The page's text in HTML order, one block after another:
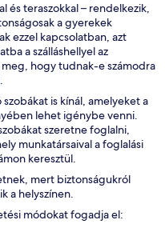
és teraszokkal – rendelkezik,
a gyerekek
ezzel kapcsolatban, azt
a szálláshellyel az
hogy tudnak-e számodra
is kínál, amelyeket a
lehet igénybe venni.
szeretne foglalni,
munkatársaival a foglalási
keresztül.
mert biztonságukról
a helyszínen.
módokat fogadja el: